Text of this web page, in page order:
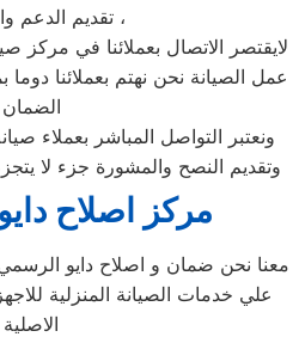
تقديم الدعم والمشورة ،
لايقتصر الاتصال بعملائنا في مركز
عمل الصيانة نحن نهتم بعملائنا
الضمان
ونعتبر التواصل المباشر بعملاء
وتقديم النصح والمشورة جزء لا
مركز اصلاح
معنا نحن ضمان و اصلاح دايو
علي خدمات الصيانة المنزلية
الاصلية